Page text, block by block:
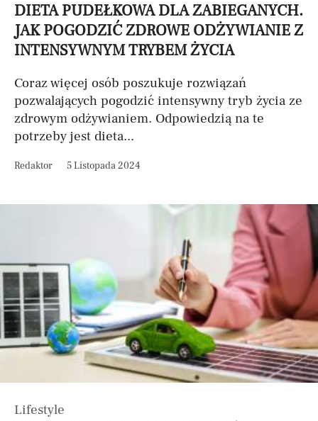
DIETA PUDEŁKOWA DLA ZABIEGANYCH.
JAK POGODZIĆ ZDROWE ODŻYWIANIE Z
INTENSYWNYM TRYBEM ŻYCIA
Coraz więcej osób poszukuje rozwiązań
pozwalających pogodzić intensywny tryb życia ze
zdrowym odżywianiem. Odpowiedzią na te
potrzeby jest dieta...
Redaktor 5 Listopada 2024
Lifestyle